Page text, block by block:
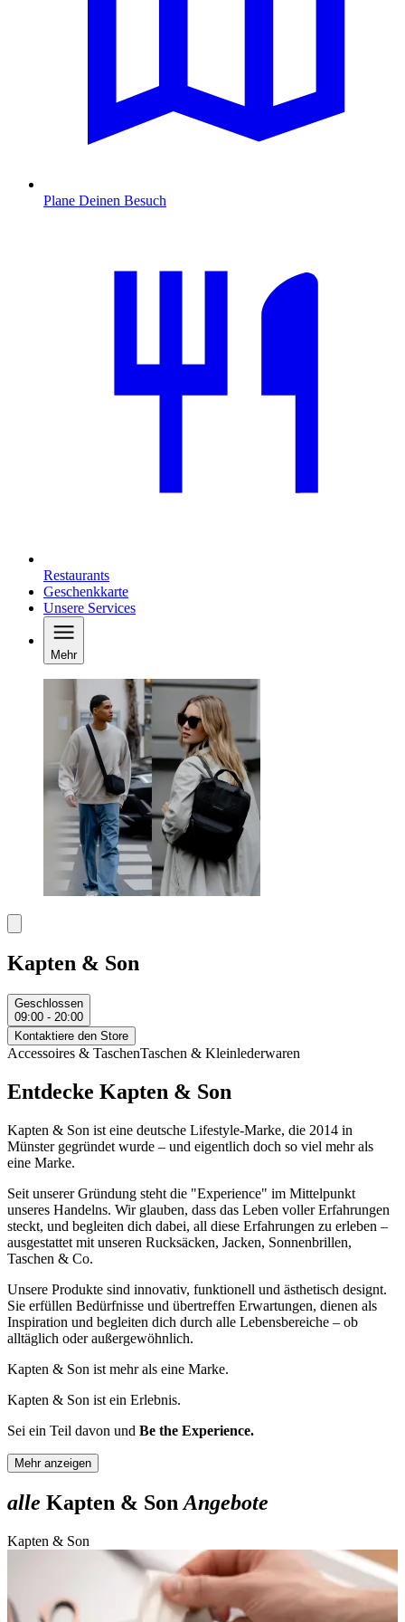
Plane Deinen Besuch
Restaurants
Geschenkkarte
Unsere Services
Mehr
Kapten & Son
Geschlossen
09:00 - 20:00
Kontaktiere den Store
Accessoires & TaschenTaschen & Kleinlederwaren
Entdecke Kapten & Son
Kapten & Son ist eine deutsche Lifestyle-Marke, die 2014 in
Münster gegründet wurde – und eigentlich doch so viel mehr als
eine Marke.
Seit unserer Gründung steht die "Experience" im Mittelpunkt
unseres Handelns. Wir glauben, dass das Leben voller Erfahrungen
steckt, und begleiten dich dabei, all diese Erfahrungen zu erleben –
ausgestattet mit unseren Rucksäcken, Jacken, Sonnenbrillen,
Taschen & Co.
Unsere Produkte sind innovativ, funktionell und ästhetisch designt.
Sie erfüllen Bedürfnisse und übertreffen Erwartungen, dienen als
Inspiration und begleiten dich durch alle Lebensbereiche – ob
alltäglich oder außergewöhnlich.
Kapten & Son ist mehr als eine Marke.
Kapten & Son ist ein Erlebnis.
Sei ein Teil davon und Be the Experience.
Mehr anzeigen
alle Kapten & Son Angebote
Kapten & Son